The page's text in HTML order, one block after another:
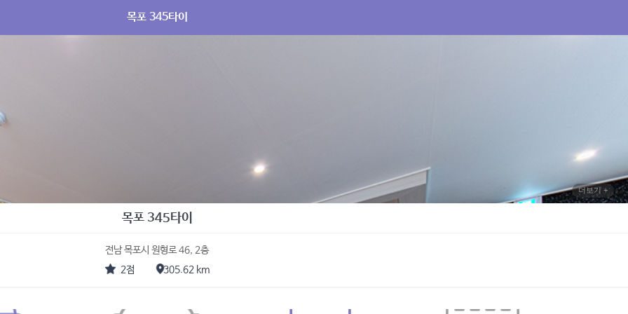
목포 345타이
더보기 +
목포 345타이
전남 목포시 원형로 46, 2층
2점
305.62 km